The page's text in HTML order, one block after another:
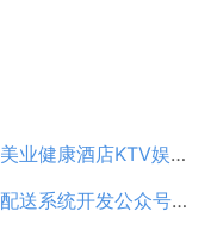
店KTV娱乐摄影汽修商城
开发公众号小程序营销